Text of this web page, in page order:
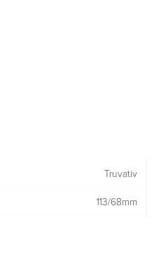
Truvativ
113/68mm